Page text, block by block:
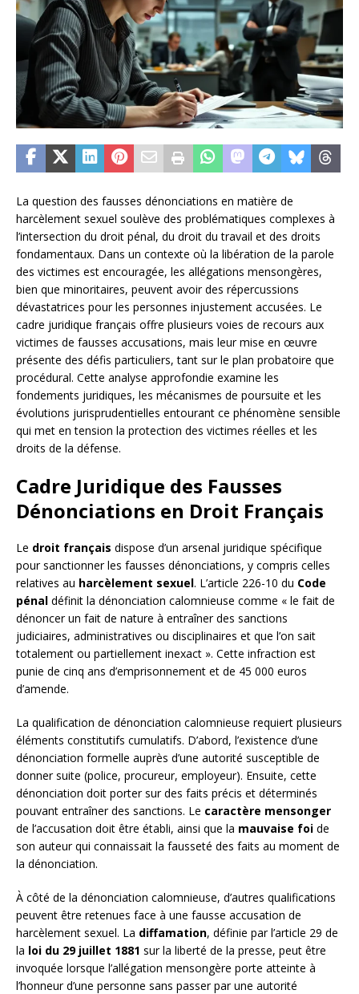
La question des fausses dénonciations en matière de
harcèlement sexuel soulève des problématiques complexes à
l’intersection du droit pénal, du droit du travail et des droits
fondamentaux. Dans un contexte où la libération de la parole
des victimes est encouragée, les allégations mensongères,
bien que minoritaires, peuvent avoir des répercussions
dévastatrices pour les personnes injustement accusées. Le
cadre juridique français offre plusieurs voies de recours aux
victimes de fausses accusations, mais leur mise en œuvre
présente des défis particuliers, tant sur le plan probatoire que
procédural. Cette analyse approfondie examine les
fondements juridiques, les mécanismes de poursuite et les
évolutions jurisprudentielles entourant ce phénomène sensible
qui met en tension la protection des victimes réelles et les
droits de la défense.
Cadre Juridique des Fausses
Dénonciations en Droit Français
Le droit français dispose d’un arsenal juridique spécifique
pour sanctionner les fausses dénonciations, y compris celles
relatives au harcèlement sexuel. L’article 226-10 du Code
pénal définit la dénonciation calomnieuse comme « le fait de
dénoncer un fait de nature à entraîner des sanctions
judiciaires, administratives ou disciplinaires et que l’on sait
totalement ou partiellement inexact ». Cette infraction est
punie de cinq ans d’emprisonnement et de 45 000 euros
d’amende.
La qualification de dénonciation calomnieuse requiert plusieurs
éléments constitutifs cumulatifs. D’abord, l’existence d’une
dénonciation formelle auprès d’une autorité susceptible de
donner suite (police, procureur, employeur). Ensuite, cette
dénonciation doit porter sur des faits précis et déterminés
pouvant entraîner des sanctions. Le caractère mensonger
de l’accusation doit être établi, ainsi que la mauvaise foi de
son auteur qui connaissait la fausseté des faits au moment de
la dénonciation.
À côté de la dénonciation calomnieuse, d’autres qualifications
peuvent être retenues face à une fausse accusation de
harcèlement sexuel. La diffamation, définie par l’article 29 de
la loi du 29 juillet 1881 sur la liberté de la presse, peut être
invoquée lorsque l’allégation mensongère porte atteinte à
l’honneur d’une personne sans passer par une autorité